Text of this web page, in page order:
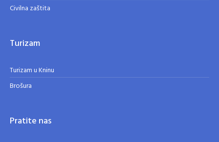
Civilna zaštita
Turizam
Turizam u Kninu
Brošura
Pratite nas